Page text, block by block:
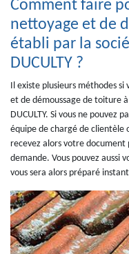
Comment faire
nettoyage et de
établi par la
DUCULTY ?
Il existe plusieurs méthodes si
et de démoussage de toiture à
DUCULTY. Si vous ne pouvez
équipe de chargé de clientèle
recevez alors votre document
demande. Vous pouvez aussi
vous sera alors préparé